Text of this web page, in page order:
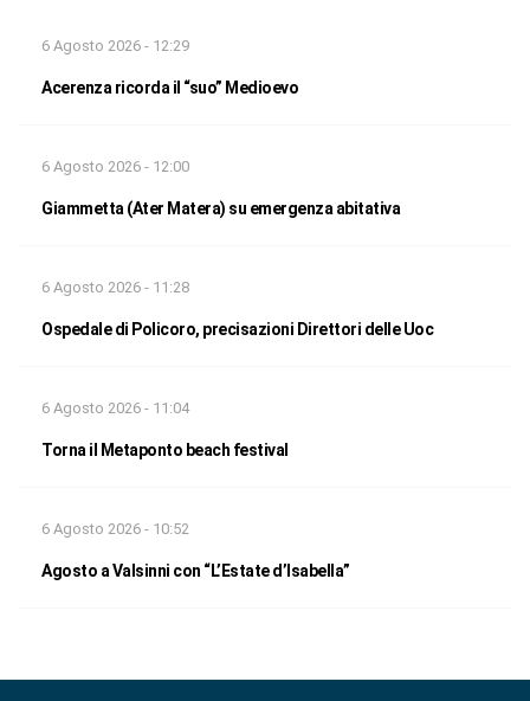
6 Agosto 2026 - 12:29
Acerenza ricorda il “suo” Medioevo
6 Agosto 2026 - 12:00
Giammetta (Ater Matera) su emergenza abitativa
6 Agosto 2026 - 11:28
Ospedale di Policoro, precisazioni Direttori delle Uoc
6 Agosto 2026 - 11:04
Torna il Metaponto beach festival
6 Agosto 2026 - 10:52
Agosto a Valsinni con “L’Estate d’Isabella”